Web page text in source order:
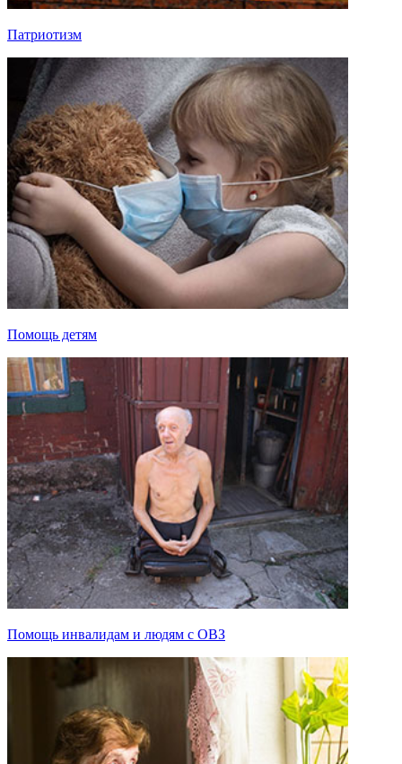
Патриотизм
Помощь детям
Помощь инвалидам и людям с ОВЗ